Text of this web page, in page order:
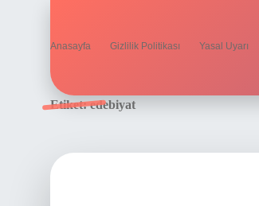
Anasayfa Gizlilik Politikası Yasal Uyarı
Etiket:edebiyat